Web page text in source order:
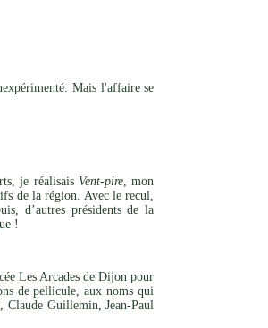
Mais l'affaire se
je réalisais Vent-pire , mon
de la région. Avec le recul,
d’autres présidents de la
!
Les Arcades de Dijon pour
de pellicule, aux noms qui
Claude Guillemin, Jean-Paul